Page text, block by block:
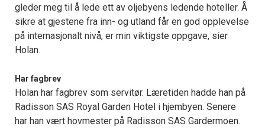
gleder meg til å lede ett av oljebyens ledende hoteller. Å
sikre at gjestene fra inn- og utland får en god opplevelse
på internasjonalt nivå, er min viktigste oppgave, sier
Holan.
Har fagbrev
Holan har fagbrev som servitør. Læretiden hadde han på
Radisson SAS Royal Garden Hotel i hjembyen. Senere
har han vært hovmester på Radisson SAS Gardermoen.